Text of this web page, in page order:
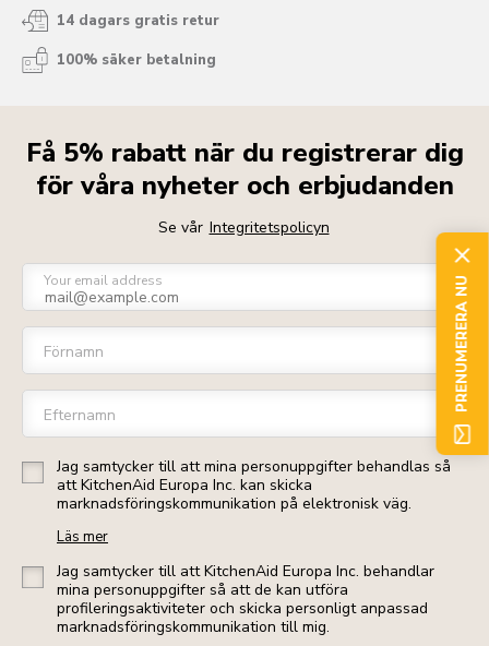
14 dagars gratis retur
100% säker betalning
Få 5% rabatt när du registrerar dig
för våra nyheter och erbjudanden
Se vår Integritetspolicyn
Your email address
Förnamn
Efternamn
Jag samtycker till att mina personuppgifter behandlas så
att KitchenAid Europa Inc. kan skicka
marknadsföringskommunikation på elektronisk väg.
Läs mer
Jag samtycker till att KitchenAid Europa Inc. behandlar
mina personuppgifter så att de kan utföra
profileringsaktiviteter och skicka personligt anpassad
marknadsföringskommunikation till mig.
PRENUMERERA NU